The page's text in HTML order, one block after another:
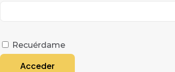
Recuérdame
Acceder